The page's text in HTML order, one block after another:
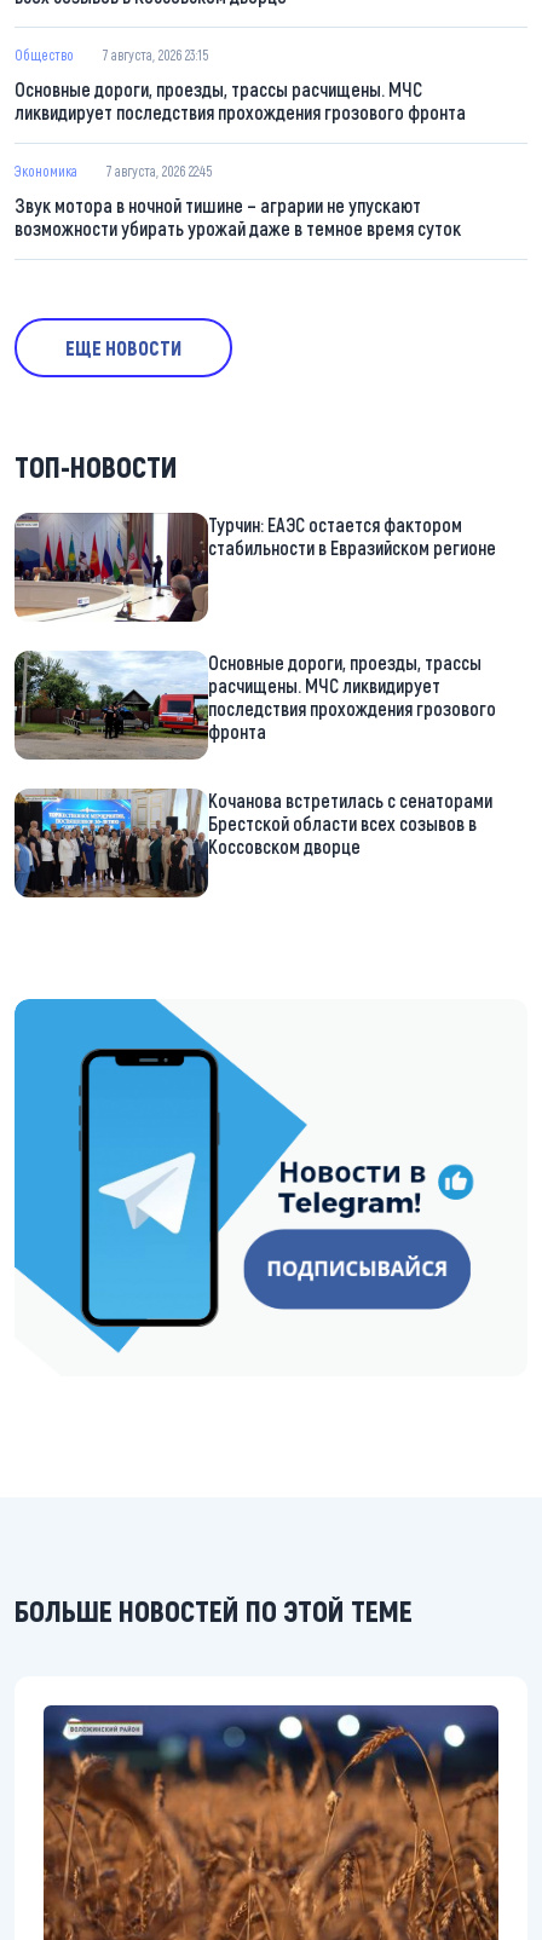
Общество 7 августа, 2026 23:15
Основные дороги, проезды, трассы расчищены. МЧС
ликвидирует последствия прохождения грозового фронта
Экономика 7 августа, 2026 22:45
Звук мотора в ночной тишине – аграрии не упускают
возможности убирать урожай даже в темное время суток
ЕЩЕ НОВОСТИ
ТОП-НОВОСТИ
Турчин: ЕАЭС остается фактором
стабильности в Евразийском регионе
Основные дороги, проезды, трассы
расчищены. МЧС ликвидирует
последствия прохождения грозового
фронта
Кочанова встретилась с сенаторами
Брестской области всех созывов в
Коссовском дворце
https://t.me/minskctvby
БОЛЬШЕ НОВОСТЕЙ ПО ЭТОЙ ТЕМЕ